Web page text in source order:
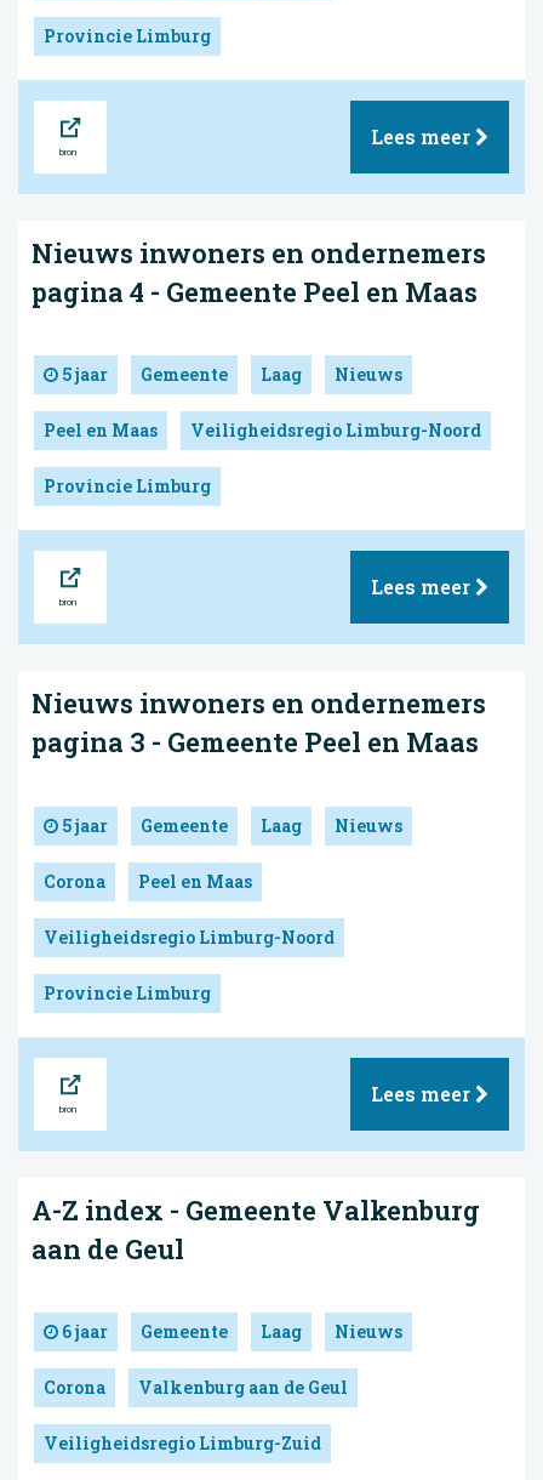
Provincie Limburg
Lees meer
Nieuws inwoners en ondernemers
pagina 4 - Gemeente Peel en Maas
5 jaar Gemeente Laag Nieuws
Peel en Maas Veiligheidsregio Limburg-Noord
Provincie Limburg
Lees meer
Nieuws inwoners en ondernemers
pagina 3 - Gemeente Peel en Maas
5 jaar Gemeente Laag Nieuws
Corona Peel en Maas
Veiligheidsregio Limburg-Noord
Provincie Limburg
Lees meer
A-Z index - Gemeente Valkenburg
aan de Geul
6 jaar Gemeente Laag Nieuws
Corona Valkenburg aan de Geul
Veiligheidsregio Limburg-Zuid